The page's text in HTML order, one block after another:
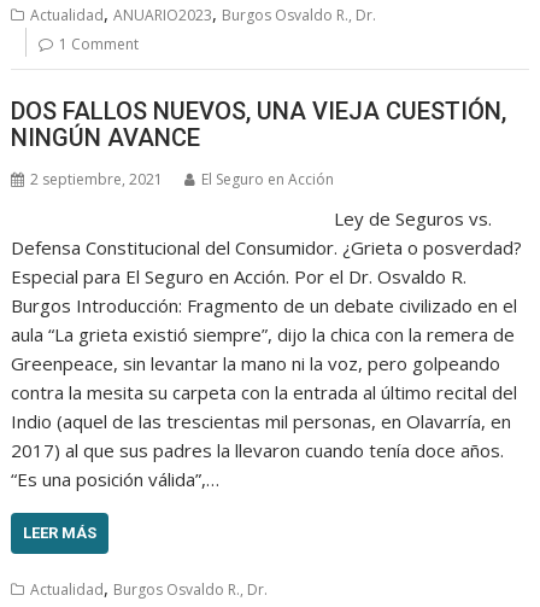
Actualidad,ANUARIO2023, Burgos Osvaldo R., Dr.
1 Comment
DOS FALLOS NUEVOS, UNA VIEJA CUESTIÓN,
NINGÚN AVANCE
2 septiembre, 2021 El Seguro en Acción
Ley de Seguros vs.
Defensa Constitucional del Consumidor. ¿Grieta o posverdad?
Especial para El Seguro en Acción. Por el Dr. Osvaldo R.
Burgos Introducción: Fragmento de un debate civilizado en el
aula “La grieta existió siempre”, dijo la chica con la remera de
Greenpeace, sin levantar la mano ni la voz, pero golpeando
contra la mesita su carpeta con la entrada al último recital del
Indio (aquel de las trescientas mil personas, en Olavarría, en
2017) al que sus padres la llevaron cuando tenía doce años.
“Es una posición válida”,…
LEER MÁS
Actualidad, Burgos Osvaldo R., Dr.